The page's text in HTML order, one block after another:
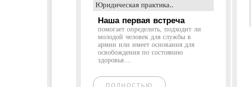
Юридическая практика..
Наша первая встреча
помогает определить, подходит ли
молодой человек для службы в
армии или имеет основания для
освобождения по состоянию
здоровья....
ПОЛНОСТЬЮ